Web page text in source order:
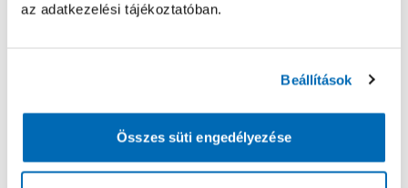
az adatkezelési tájékoztatóban.
Beállítások
Összes süti engedélyezése